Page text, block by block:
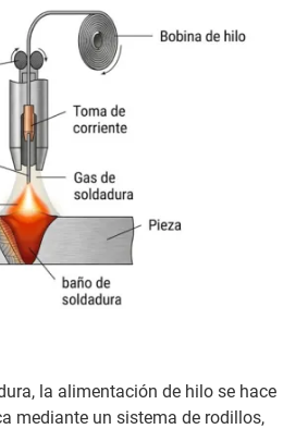
la alimentación de hilo se hace
mediante un sistema de rodillos,